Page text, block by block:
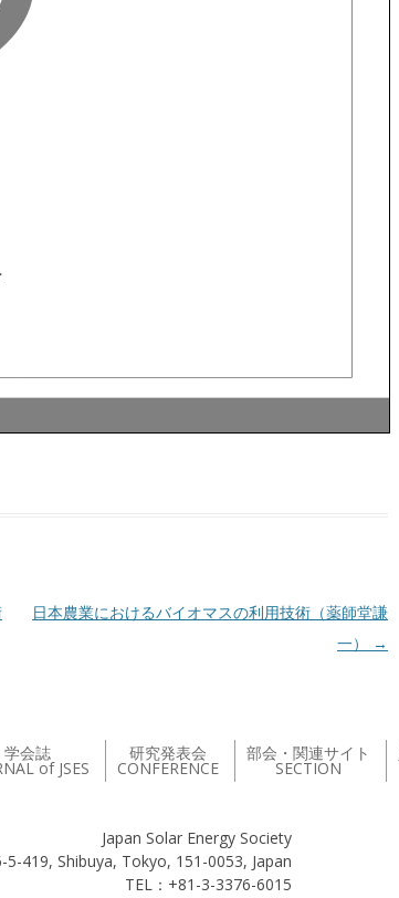
日本農業におけるバイオマスの利用技術（薬師堂謙
一）
→
学会誌
of JSES
研究発表会
CONFERENCE
部会・関連サイト
SECTION
Japan Solar Energy Society
5-419, Shibuya, Tokyo, 151-0053, Japan
TEL：+81-3-3376-6015